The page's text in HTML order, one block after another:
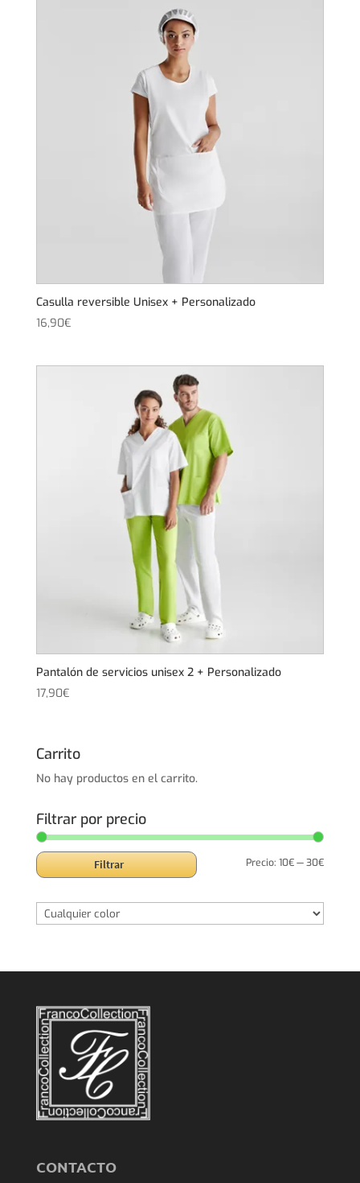
Casulla reversible Unisex + Personalizado
16,90€
Pantalón de servicios unisex 2 + Personalizado
17,90€
Carrito
No hay productos en el carrito.
Filtrar por precio
Precio
Precio
Filtrar Precio:10€—30€
CONTACTO